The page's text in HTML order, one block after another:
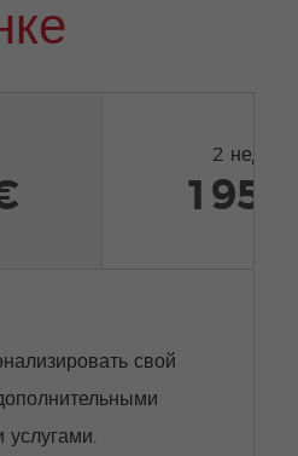
2 недели
свой